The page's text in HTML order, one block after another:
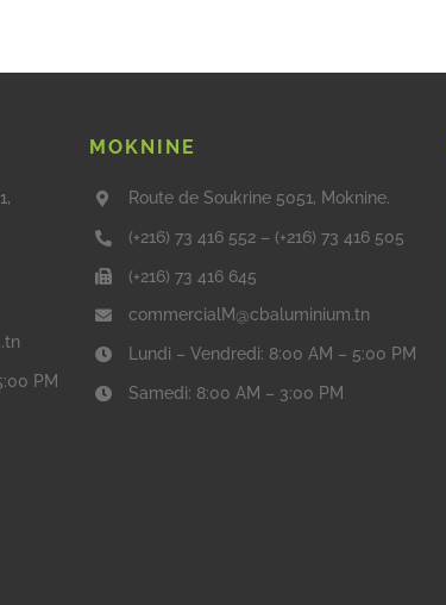
PM
MOKNINE
Route de Soukrine 5051, Moknine.
(+216) 73 416 552 – (+216) 73 416 505
(+216) 73 416 645
commercialM@cbaluminium.tn
Lundi – Vendredi: 8:00 AM – 5:00 PM
Samedi: 8:00 AM – 3:00 PM